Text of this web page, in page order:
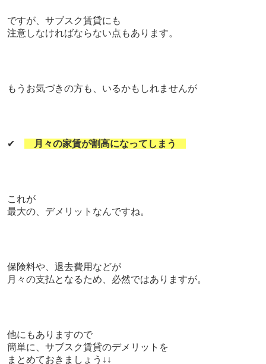
ですが、サブスク賃貸にも
注意しなければならない点もあります。
もうお気づきの方も、いるかもしれませんが
✔ 月々の家賃が割高になってしまう
これが
最大の、デメリットなんですね。
保険料や、退去費用などが
月々の支払となるため、必然ではありますが。
他にもありますので
簡単に、サブスク賃貸のデメリットを
まとめておきましょう↓↓